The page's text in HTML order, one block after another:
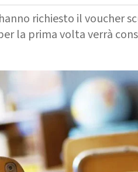
richiesto il voucher
la prima volta verrà